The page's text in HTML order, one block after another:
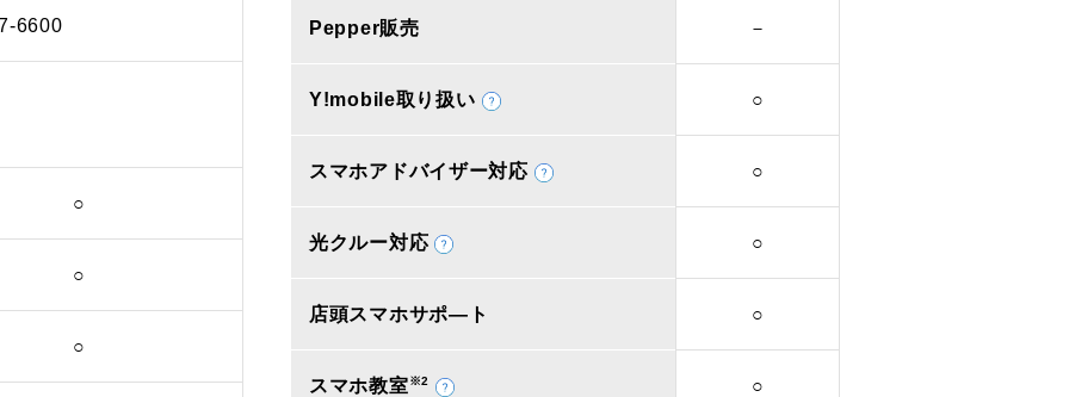
6600
○
○
○
Pepper販売 －
Y!mobile取り扱い ○
スマホアドバイザー対応 ○
光クルー対応 ○
店頭スマホサポ―ト ○
スマホ教室※2 ○